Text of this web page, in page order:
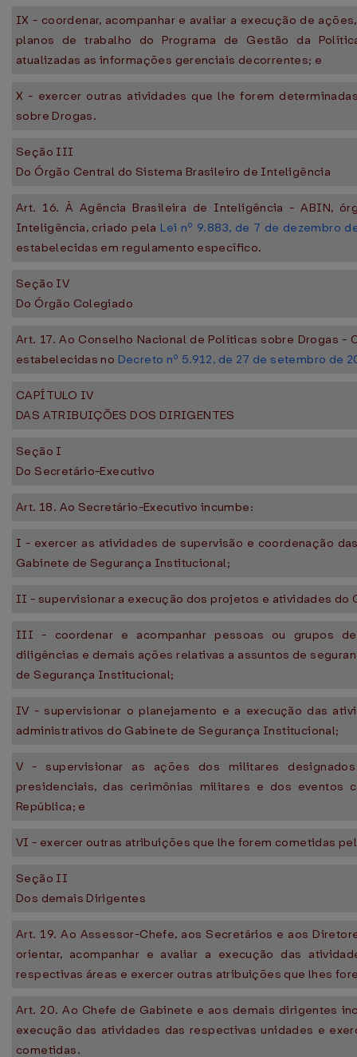
IX - coordenar, acompanhar e avaliar a execução de
planos de trabalho do Programa de Gestão da
atualizadas as informações gerenciais decorrentes; e
X - exercer outras atividades que lhe forem
sobre Drogas.
Seção III
Do Órgão Central do Sistema Brasileiro de Inteligência
Art. 16. À Agência Brasileira de Inteligência - ABIN,
Inteligência, criado pela Lei nº 9.883, de 7 de dezembro
estabelecidas em regulamento específico.
Seção IV
Do Órgão Colegiado
Art. 17. Ao Conselho Nacional de Políticas sobre Drogas -
estabelecidas no Decreto nº 5.912, de 27 de setembro de
CAPÍTULO IV
DAS ATRIBUIÇÕES DOS DIRIGENTES
Seção I
Do Secretário-Executivo
Art. 18. Ao Secretário-Executivo incumbe:
I - exercer as atividades de supervisão e coordenação
Gabinete de Segurança Institucional;
II - supervisionar a execução dos projetos e atividades do
III - coordenar e acompanhar pessoas ou grupos
diligências e demais ações relativas a assuntos de
de Segurança Institucional;
IV - supervisionar o planejamento e a execução das
administrativos do Gabinete de Segurança Institucional;
V - supervisionar as ações dos militares
presidenciais, das cerimônias militares e dos eventos
República; e
VI - exercer outras atribuições que lhe forem cometidas
Seção II
Dos demais Dirigentes
Art. 19. Ao Assessor-Chefe, aos Secretários e aos
orientar, acompanhar e avaliar a execução das
respectivas áreas e exercer outras atribuições que lhes
Art. 20. Ao Chefe de Gabinete e aos demais dirigentes
execução das atividades das respectivas unidades e
cometidas.